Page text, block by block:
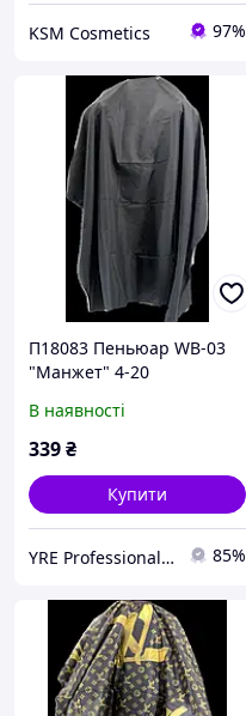
KSM Cosmetics 97%
П18083 Пеньюар WB-03
"Манжет" 4-20
В наявності
339₴
Купити
YRE Professional💅🏻 85%